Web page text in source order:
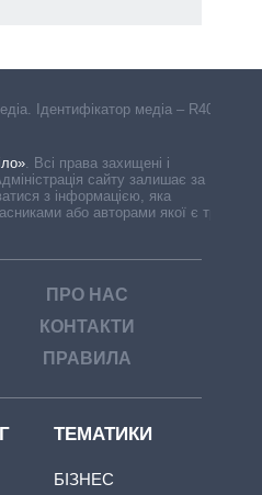
Ідентифікатор медіа – R40-
. Всі права захищені і
сайту залишає за
з інформацією, яка
або авторами якої є треті
ПРО НАС
КОНТАКТИ
ПРАВИЛА
ТЕМАТИКИ
БІЗНЕС